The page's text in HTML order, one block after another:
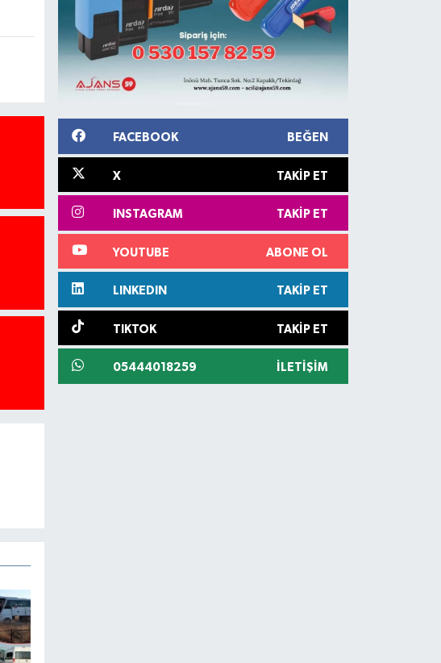
FACEBOOK BEĞEN
X TAKIP ET
INSTAGRAM TAKIP ET
YOUTUBE ABONE OL
LINKEDIN TAKIP ET
TIKTOK TAKIP ET
05444018259 İLETIŞIM